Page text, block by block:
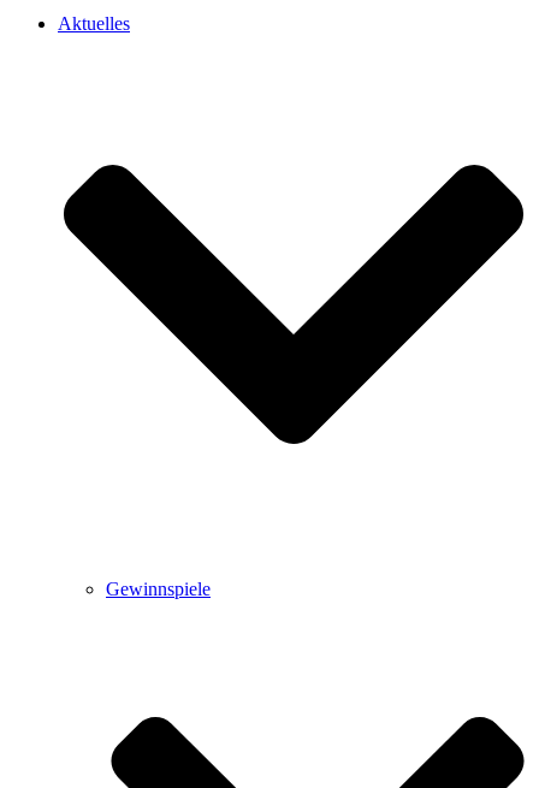
Aktuelles
Gewinnspiele